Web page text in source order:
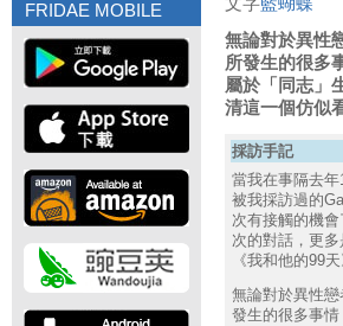
FRIDAE MOBILE
無論對於異性
所發生的很多
屬於「同志」
清這一個仿似
採訪手記
當我在事隔去
被我採訪過的
次有接觸的機
次的對話，更
《我和他的99天
無論對於異性
發生的很多事